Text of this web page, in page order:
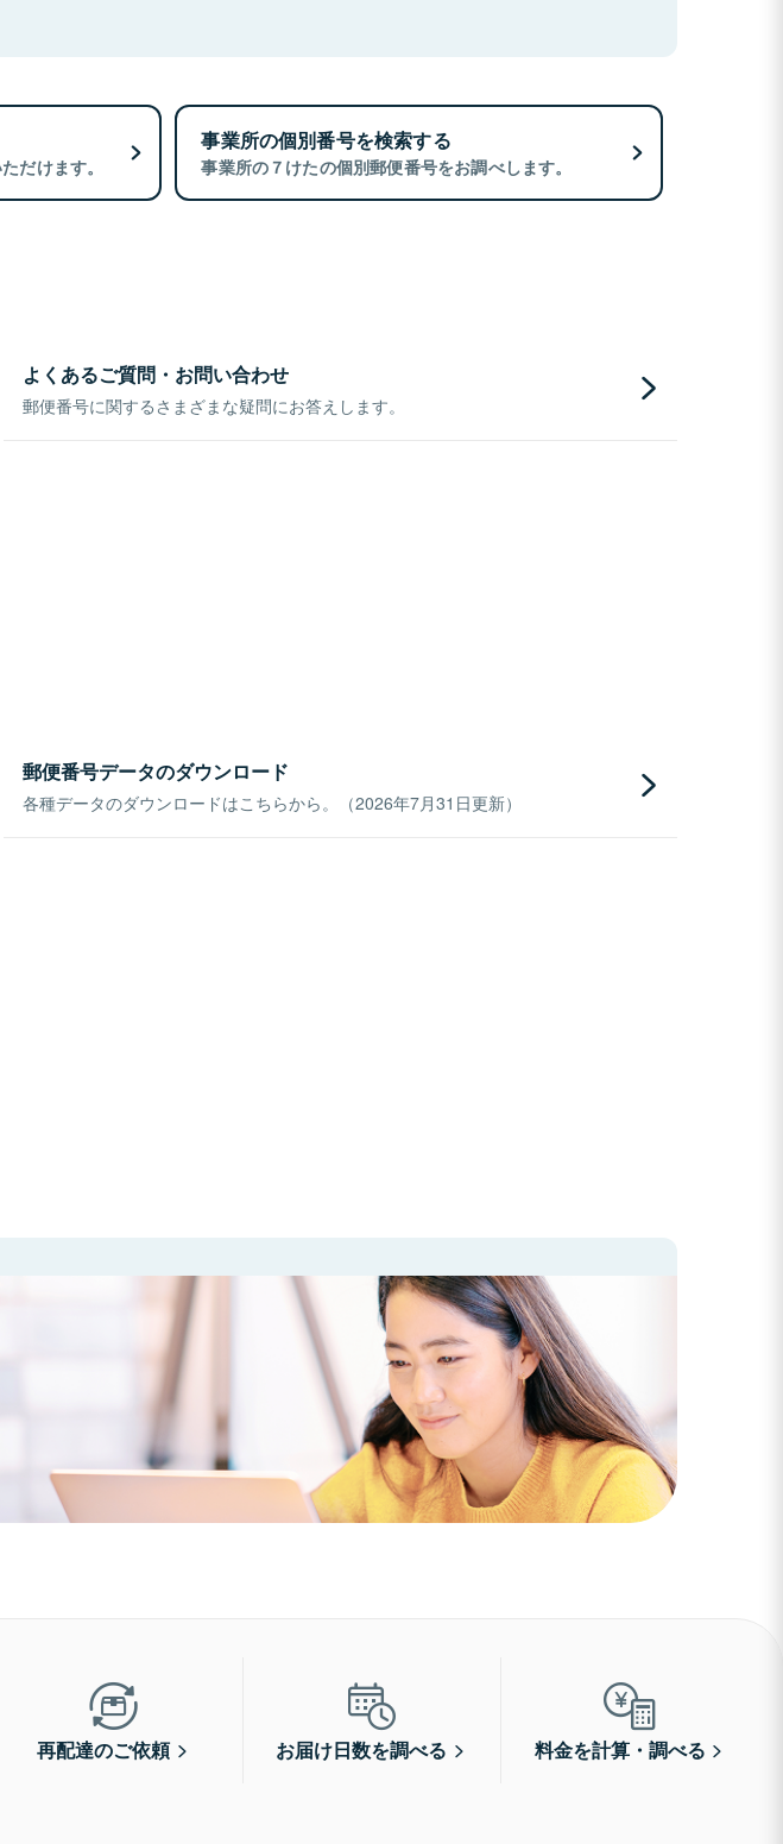
だけます。
事業所の個別番号を検索する
事業所の７けたの個別郵便番号をお調べします。
よくあるご質問・お問い合わせ
郵便番号に関するさまざまな疑問にお答えします。
郵便番号データのダウンロード
各種データのダウンロードはこちらから。（2026年7月31日更新）
再配達のご依頼 お届け日数を調べる 料金を計算・調べる